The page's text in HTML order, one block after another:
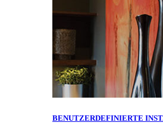
BENUTZERDEFINIERTE